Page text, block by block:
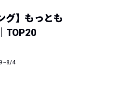
グ】もっとも
TOP20
4